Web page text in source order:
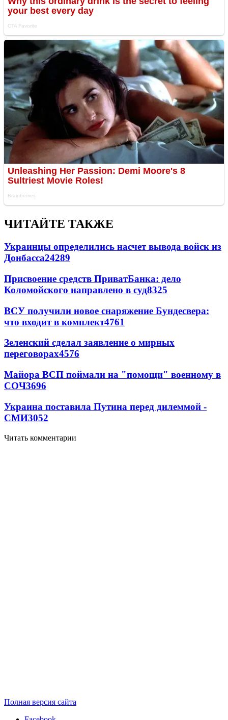
ЧИТАЙТЕ ТАКЖЕ
Украинцы определились насчет вывода войск из
Донбасса24289
Присвоение средств ПриватБанка: дело
Коломойского направлено в суд8325
ВСУ получили новое снаряжение Бундесвера:
что входит в комплект4761
Зеленский сделал заявление о мирных
переговорах4576
Майора ВСП поймали на "помощи" военному в
СОЧ3696
Украина поставила Путина перед дилеммой -
СМИ3052
Читать комментарии
Полная версия сайта